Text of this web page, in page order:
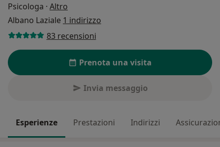
Psicologa · Altro
Albano Laziale 1 indirizzo
83 recensioni
Prenota una visita
Invia messaggio
Esperienze Prestazioni Indirizzi